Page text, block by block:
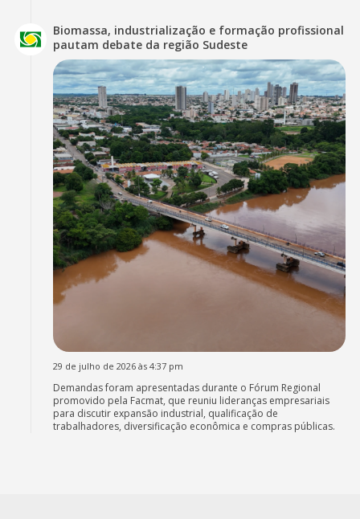
Biomassa, industrialização e formação profissional
pautam debate da região Sudeste
29 de julho de 2026 às 4:37 pm
Demandas foram apresentadas durante o Fórum Regional
promovido pela Facmat, que reuniu lideranças empresariais
para discutir expansão industrial, qualificação de
trabalhadores, diversificação econômica e compras públicas.